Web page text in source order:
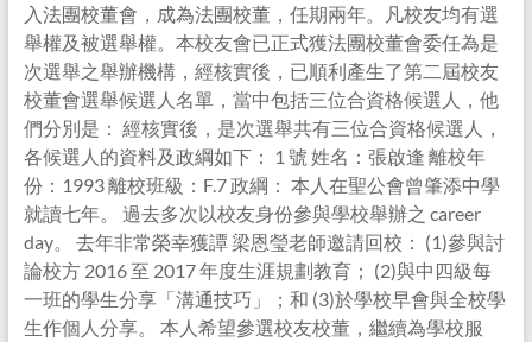
入法團校董會，成為法團校董，任期兩年。凡校友均有選
舉權及被選舉權。本校友會已正式獲法團校董會委任為是
次選舉之舉辦機構，經核實後，已順利產生了第二屆校友
校董會選舉候選人名單，當中包括三位合資格候選人，他
們分別是： 經核實後，是次選舉共有三位合資格候選人，
各候選人的資料及政綱如下： 1 號 姓名：張啟逢 離校年
份：1993 離校班級：F.7 政綱： 本人在聖公會曾肇添中學
就讀七年。 過去多次以校友身份參與學校舉辦之 career
day。 去年非常榮幸獲譚 梁恩瑩老師邀請回校： (1)參與討
論校方 2016 至 2017 年度生涯規劃教育； (2)與中四級每
一班的學生分享「溝通技巧」；和 (3)於學校早會與全校學
生作個人分享。 本人希望參選校友校董，繼續為學校服